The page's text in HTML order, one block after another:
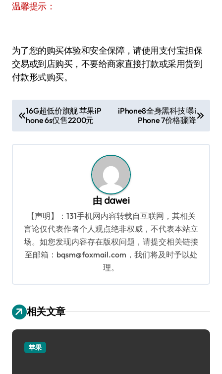
温馨提示：
为了您的购买体验和安全保障，请使用支付宝担保
交易或到店购买，不要给商家直接打款或采用货到
付款形式购买。
章
导
16G超低价旗舰 苹果iP
hone 6s仅售2200元
iPhone8全身黑科技 曝i
Phone 7价格骤降
由 dawei
【声明】：131手机网内容转载自互联网，其相关
言论仅代表作者个人观点绝非权威，不代表本站立
场。如您发现内容存在版权问题，请提交相关链接
至邮箱：bqsm@foxmail.com，我们将及时予以处
理。
相关文章
苹果